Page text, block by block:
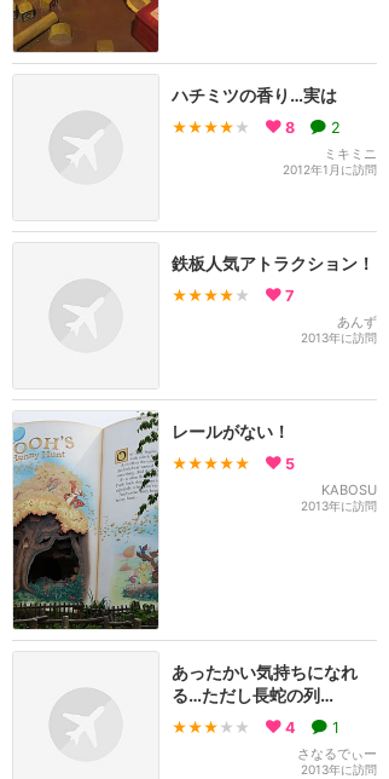
ハチミツの香り…実は
★★★★ ★ 8 2
ミキミニ
2012年1月に訪問
鉄板人気アトラクション！
★★★★ ★ 7
あんず
2013年に訪問
レールがない！
★★★★★ 5
KABOSU
2013年に訪問
あったかい気持ちになれ
る…ただし長蛇の列…
★★★ ★★ 4 1
さなるでぃー
2013年に訪問